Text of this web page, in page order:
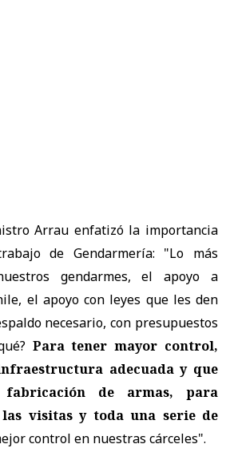
Arrau enfatizó la importancia
de Gendarmería: "Lo más
gendarmes, el apoyo a
el apoyo con leyes que les den
necesario, con presupuestos
Para tener mayor control,
adecuada y que
de armas, para
visitas y toda una serie de
control en nuestras cárceles".